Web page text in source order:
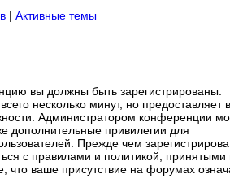
| Активные темы
вы должны быть зарегистрированы.
несколько минут, но предоставляет
Администратором конференции
дополнительные привилегии для
Прежде чем
с правилами и политикой, принятыми
что ваше присутствие на форумах